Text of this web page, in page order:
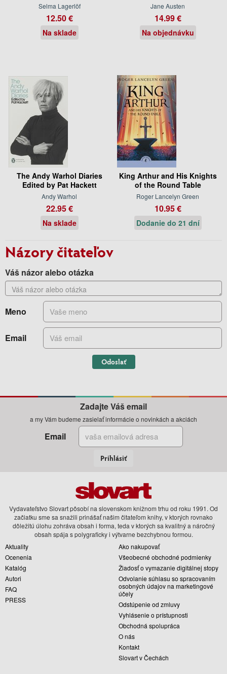
Selma Lagerlöf
12.50 €
Na sklade
Jane Austen
14.99 €
Na objednávku
The Andy Warhol Diaries
Edited by Pat Hackett
Andy Warhol
22.95 €
Na sklade
King Arthur and His Knights
of the Round Table
Roger Lancelyn Green
10.95 €
Dodanie do 21 dní
Názory čitateľov
Váš názor alebo otázka
Meno
Email
Odoslať
Zadajte Váš email
a my Vám budeme zasielať informácie o novinkách a akciách
Email
Prihlásiť
Vydavateľstvo Slovart pôsobí na slovenskom knižnom trhu od roku 1991. Od
začiatku sme sa snažili prinášať našim čitateľom knihy, v ktorých rovnako
dôležitú úlohu zohráva obsah i forma, teda v ktorých sa kvalitný a náročný
obsah spája s polygraficky i výtvarne bezchybnou formou.
Aktuality
Ocenenia
Katalóg
Autori
FAQ
PRESS
Ako nakupovať
Všeobecné obchodné podmienky
Žiadosť o vymazanie digitálnej stopy
Odvolanie súhlasu so spracovaním
osobných údajov na marketingové
účely
Odstúpenie od zmluvy
Vyhlásenie o prístupnosti
Obchodná spolupráca
O nás
Kontakt
Slovart v Čechách